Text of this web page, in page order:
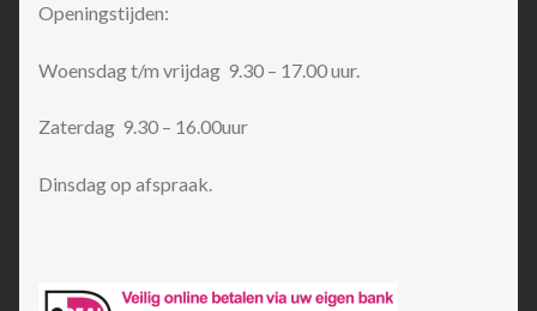
Openingstijden:
Woensdag t/m vrijdag 9.30 – 17.00 uur.
Zaterdag 9.30 – 16.00uur
Dinsdag op afspraak.